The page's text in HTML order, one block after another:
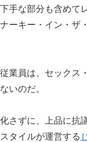
手な部分も含めて
ーキー・イン・ザ
業員は、セックス
いのだ。
さずに、上品に抗
タイルが運営する